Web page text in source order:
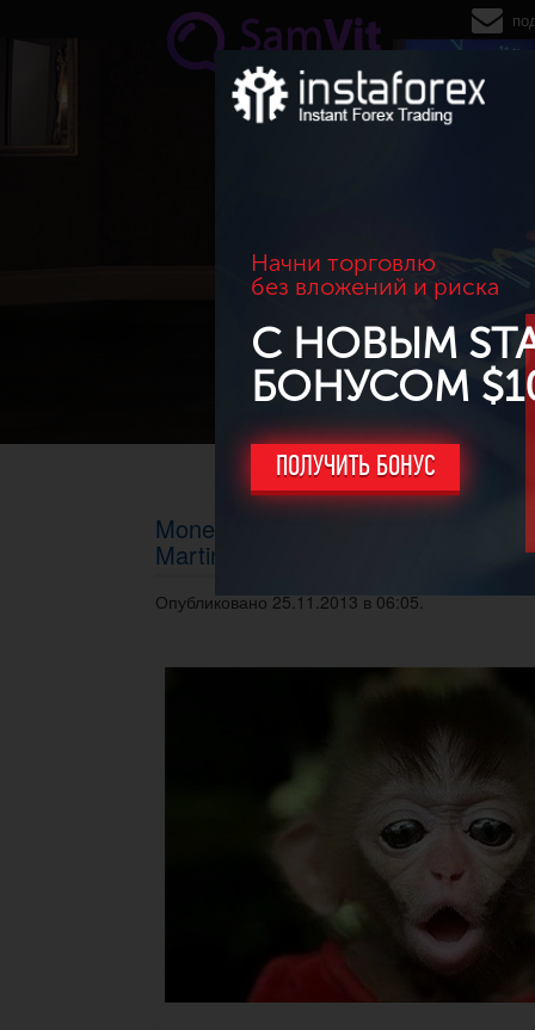
Перейти к основному содержанию
Начни торговлю
без вложений и риска
С НОВЫМ
БОНУСОМ
ПОЛУЧИТЬ БОНУС
Money Management (управление
Martingale (мартингейл)
Опубликовано 25.11.2013 в 06:05.